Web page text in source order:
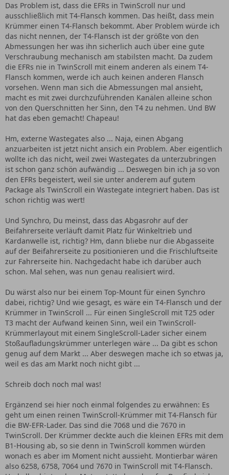
Das Problem ist, dass die EFRs in TwinScroll nur und
ausschließlich mit T4-Flansch kommen. Das heißt, dass mein
Krümmer einen T4-Flansch bekommt. Aber Problem würde ich
das nicht nennen, der T4-Flansch ist der größte von den
Abmessungen her was ihn sicherlich auch über eine gute
Verschraubung mechanisch am stabilsten macht. Da zudem
die EFRs nie in TwinScroll mit einem anderen als einem T4-
Flansch kommen, werde ich auch keinen anderen Flansch
vorsehen. Wenn man sich die Abmessungen mal ansieht,
macht es mit zwei durchzuführenden Kanälen alleine schon
von den Querschnitten her Sinn, den T4 zu nehmen. Und BW
hat das eben gemacht! Chapeau!
Hm, externe Wastegates also ... Naja, einen Abgang
anzuarbeiten ist jetzt nicht ansich ein Problem. Aber eigentlich
wollte ich das nicht, weil zwei Wastegates da unterzubringen
ist schon ganz schön aufwändig ... Deswegen bin ich ja so von
den EFRs begeistert, weil sie unter anderem auf gutem
Package als TwinScroll ein Wastegate integriert haben. Das ist
schon richtig was wert!
Und Synchro, Du meinst, dass das Abgasrohr auf der
Beifahrerseite verläuft damit Platz für Winkeltrieb und
Kardanwelle ist, richtig? Hm, dann bliebe nur die Abgasseite
auf der Beifahrerseite zu positionieren und die Frischluftseite
zur Fahrerseite hin. Nachgedacht habe ich darüber auch
schon. Mal sehen, was nun genau realisiert wird.
Du wärst also nur bei einem Top-Mount für einen Synchro
dabei, richtig? Und wie gesagt, es wäre ein T4-Flansch und der
Krümmer in TwinScroll ... Für einen SingleScroll mit T25 oder
T3 macht der Aufwand keinen Sinn, weil ein TwinScroll-
Krümmerlayout mit einem SingleScroll-Lader sicher einem
Stoßaufladungskrümmer unterlegen wäre ... Da gibt es schon
genug auf dem Markt ... Aber deswegen mache ich so etwas ja,
weil es das am Markt noch nicht gibt ...
Schreib doch noch mal was!
Ergänzend sei hier noch einmal folgendes zu erwähnen: Es
geht um einen reinen TwinScroll-Krümmer mit T4-Flansch für
die BW-EFR-Lader. Das sind die 7068 und die 7670 in
TwinScroll. Der Krümmer deckte auch die kleinen EFRs mit dem
B1-Housing ab, so sie denn in TwinScroll kommen würden
wonach es aber im Moment nicht aussieht. Montierbar wären
also 6258, 6758, 7064 und 7670 in TwinScroll mit T4-Flansch.